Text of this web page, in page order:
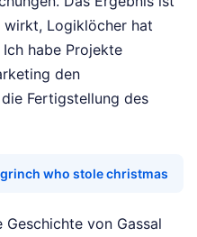
Logiklöcher hat
habe Projekte
den
Fertigstellung des
who stole christmas
von Gassal